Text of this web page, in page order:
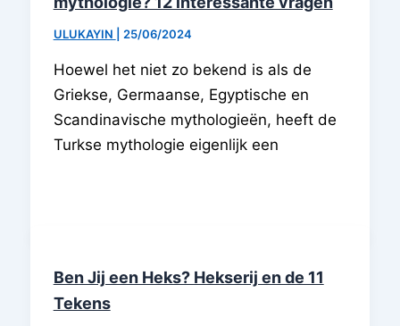
ULUKAYIN 25/06/2024
Hoewel het niet zo bekend is als de
Griekse, Germaanse, Egyptische en
Scandinavische mythologieën, heeft de
Turkse mythologie eigenlijk een
Ben Jij een Heks? Hekserij en de 11
Tekens